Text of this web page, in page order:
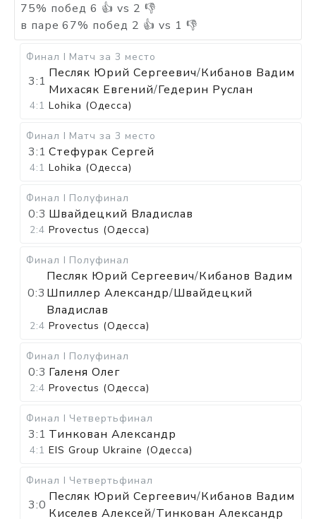
75% побед 6 👍 vs 2 👎
в паре 67% побед 2 👍 vs 1 👎
Финал I Матч за 3 место
3:1
Песляк Юрий Сергеевич/Кибанов Вадим
Михасяк Евгений/Гедерин Руслан
4:1 Lohika (Одесса)
Финал I Матч за 3 место
3:1 Стефурак Сергей
4:1 Lohika (Одесса)
Финал I Полуфинал
0:3 Швайдецкий Владислав
2:4 Provectus (Одесса)
Финал I Полуфинал
0:3
Песляк Юрий Сергеевич/Кибанов Вадим
Шпиллер Александр/Швайдецкий
Владислав
2:4 Provectus (Одесса)
Финал I Полуфинал
0:3 Галеня Олег
2:4 Provectus (Одесса)
Финал I Четвертьфинал
3:1 Тинкован Александр
4:1 EIS Group Ukraine (Одесса)
Финал I Четвертьфинал
3:0
Песляк Юрий Сергеевич/Кибанов Вадим
Киселев Алексей/Тинкован Александр